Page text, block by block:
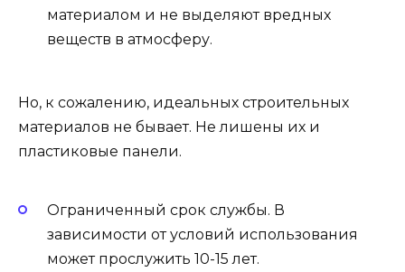
материалом и не выделяют вредных
веществ в атмосферу.
Но, к сожалению, идеальных строительных
материалов не бывает. Не лишены их и
пластиковые панели.
Ограниченный срок службы. В
зависимости от условий использования
может прослужить 10-15 лет.